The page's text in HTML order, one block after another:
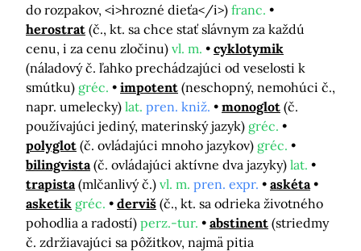
do rozpakov, <i>hrozné dieťa</i>) franc.
herostrat (č., kt. sa chce stať slávnym za každú
cenu, i za cenu zločinu) vl. m.
cyklotymik
(náladový č. ľahko prechádzajúci od veselosti k
smútku) gréc. impotent (neschopný, nemohúci č.,
napr. umelecky) lat. pren. kniž. monoglot (č.
používajúci jediný, materinský jazyk) gréc.
polyglot (č. ovládajúci mnoho jazykov) gréc.
bilingvista (č. ovládajúci aktívne dva jazyky) lat.
trapista (mlčanlivý č.) vl. m. pren. expr.
askéta
asketik gréc. derviš (č., kt. sa odrieka životného
pohodlia a radostí) perz.-tur. abstinent (striedmy
č. zdržiavajúci sa pôžitkov, najmä pitia